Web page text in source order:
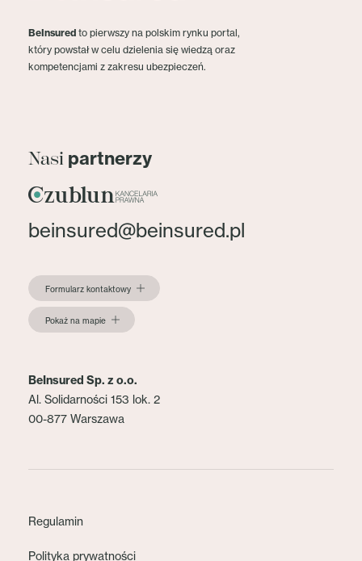
BeInsured to pierwszy na polskim rynku portal,
który powstał w celu dzielenia się wiedzą oraz
kompetencjami z zakresu ubezpieczeń.
Nasi partnerzy
beinsured@beinsured.pl
Formularz kontaktowy
Pokaż na mapie
BeInsured Sp. z o.o.
Al. Solidarności 153 lok. 2
00-877 Warszawa
Regulamin
Polityka prywatności